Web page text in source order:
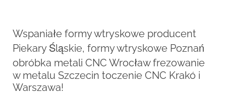
Wspaniałe formy wtryskowe producent
Piekary Śląskie, formy wtryskowe Poznań
obróbka metali CNC Wrocław frezowanie
w metalu Szczecin toczenie CNC Krakó i
Warszawa!